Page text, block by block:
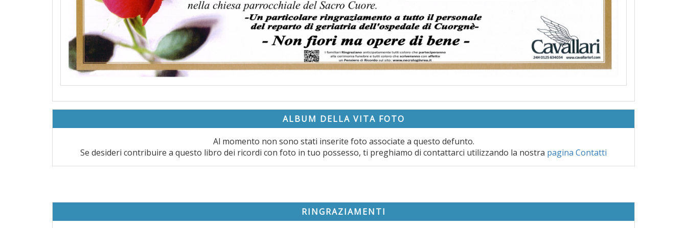
ALBUM DELLA VITA FOTO
Al momento non sono stati inserite foto associate a questo defunto.
Se desideri contribuire a questo libro dei ricordi con foto in tuo possesso, ti preghiamo di contattarci utilizzando la nostra pagina Contatti
RINGRAZIAMENTI